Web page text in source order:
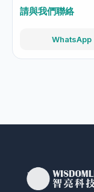
請與我們聯絡
WhatsApp